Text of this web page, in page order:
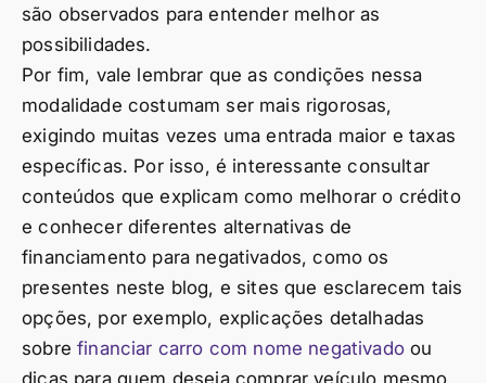
são observados para entender melhor as
possibilidades.
Por fim, vale lembrar que as condições nessa
modalidade costumam ser mais rigorosas,
exigindo muitas vezes uma entrada maior e taxas
específicas. Por isso, é interessante consultar
conteúdos que explicam como melhorar o crédito
e conhecer diferentes alternativas de
financiamento para negativados, como os
presentes neste blog, e sites que esclarecem tais
opções, por exemplo, explicações detalhadas
sobrefinanciar carro com nome negativadoou
dicas para quem deseja comprar veículo mesmo